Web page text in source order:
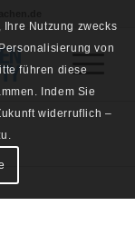
Nutzung zwecks
von
führen diese
Indem Sie
widerruflich –